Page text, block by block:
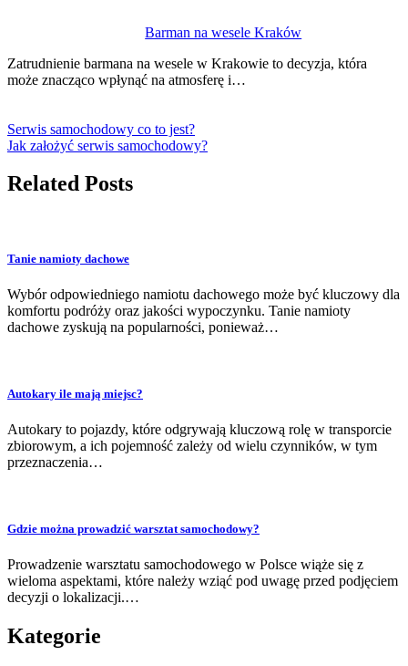
Barman na wesele Kraków
Zatrudnienie barmana na wesele w Krakowie to decyzja, która
może znacząco wpłynąć na atmosferę i…
Serwis samochodowy co to jest?
Jak założyć serwis samochodowy?
Related Posts
Tanie namioty dachowe
Wybór odpowiedniego namiotu dachowego może być kluczowy dla
komfortu podróży oraz jakości wypoczynku. Tanie namioty
dachowe zyskują na popularności, ponieważ…
Autokary ile mają miejsc?
Autokary to pojazdy, które odgrywają kluczową rolę w transporcie
zbiorowym, a ich pojemność zależy od wielu czynników, w tym
przeznaczenia…
Gdzie można prowadzić warsztat samochodowy?
Prowadzenie warsztatu samochodowego w Polsce wiąże się z
wieloma aspektami, które należy wziąć pod uwagę przed podjęciem
decyzji o lokalizacji.…
Kategorie